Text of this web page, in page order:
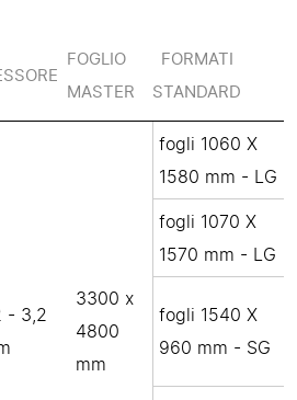
FOGLIO
MASTER
FORMATI
STANDARD
fogli 1060 X
1580 mm - LG
fogli 1070 X
1570 mm - LG
- 3,2
3300 x
4800
mm
fogli 1540 X
960 mm - SG